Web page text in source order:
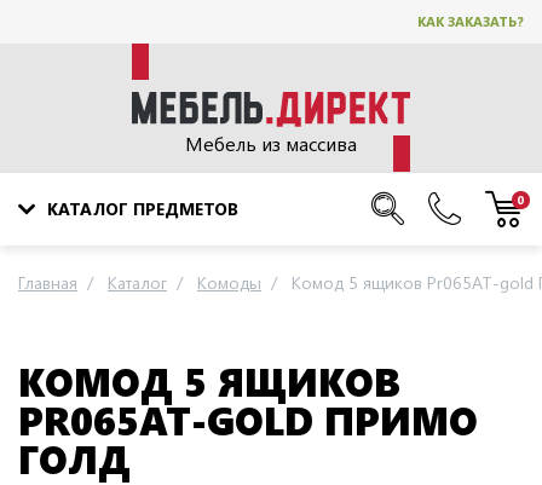
КАК ЗАКАЗАТЬ?
Мебель из массива
КАТАЛОГ ПРЕДМЕТОВ 0
Главная Каталог Комоды Комод 5 ящиков Pr065AT-
КОМОД 5 ЯЩИКОВ
PR065AT-GOLD ПРИМО
ГОЛД